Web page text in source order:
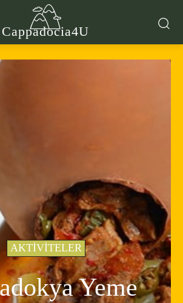
Cappadocia4U
AKTIVITELER
Yeme